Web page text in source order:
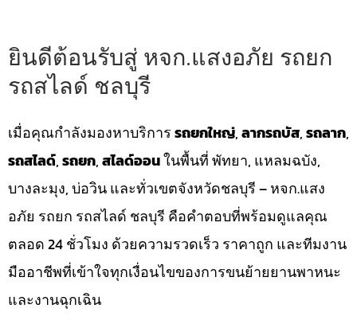
ยินดีต้อนรับสู่ หจก.แสงอภัย รถยก
รถสไลด์ ชลบุรี
เมื่อคุณกำลังมองหาบริการรถยกใหญ่,ลากรถบัส,รถลาก,
รถสไลด์,รถยก,สไลด์ออนในพื้นที่ พัทยา, แหลมฉบัง,
บางละมุง, บ่อวิน และทั่วเขตจังหวัดชลบุรี – หจก.แสง
อภัย รถยก รถสไลด์ ชลบุรี คือคำตอบที่พร้อมดูแลคุณ
ตลอด 24 ชั่วโมง ด้วยความรวดเร็ว ราคาถูก และทีมงาน
มืออาชีพที่เข้าใจทุกเงื่อนไขของการขนย้ายยานพาหนะ
และงานฉุกเฉิน